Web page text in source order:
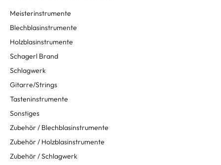
Meisterinstrumente
Blechblasinstrumente
Holzblasinstrumente
Schagerl Brand
Schlagwerk
Gitarre/Strings
Tasteninstrumente
Sonstiges
Zubehör / Blechblasinstrumente
Zubehör / Holzblasinstrumente
Zubehör / Schlagwerk